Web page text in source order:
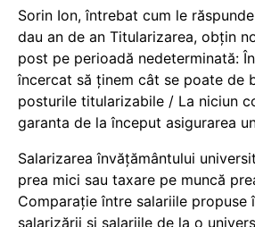
Sorin Ion, întrebat cum le
dau an de an Titularizarea, obțin
post pe perioadă nedeterminată:
încercat să ținem cât se poate de
posturile titularizabile / La niciun
garanta de la început asigurarea
Salarizarea învățământului
prea mici sau taxare pe muncă
Comparație între salariile propuse
salarizării și salariile de la o